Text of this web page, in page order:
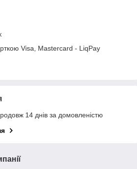
Visa, Mastercard - LiqPay
14 днів за домовленістю